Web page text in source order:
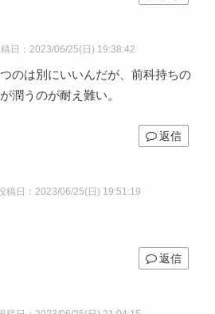
日：2023/06/25(日) 19:38:42
のは別にいいんだが、前科持ちの
潤うのが耐え難い。
返信
稿日：2023/06/25(日) 19:51:19
返信